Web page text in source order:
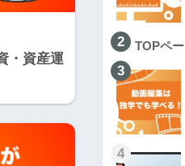
・資産運
2 TOPペ
3
4